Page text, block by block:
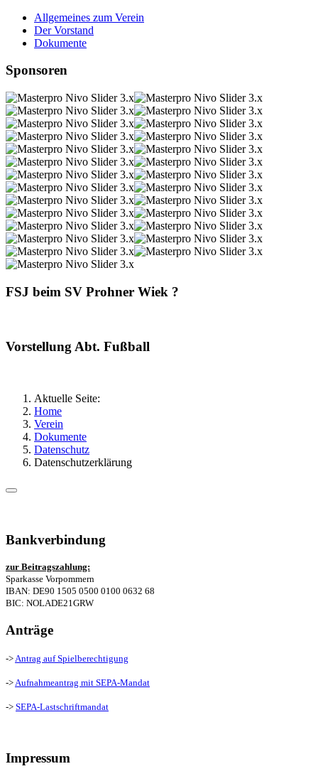
Allgemeines zum Verein
Der Vorstand
Dokumente
Sponsoren
FSJ beim SV Prohner Wiek ?
Vorstellung Abt. Fußball
Aktuelle Seite:
Home
Verein
Dokumente
Datenschutz
Datenschutzerklärung
Bankverbindung
zur Beitragszahlung:
Sparkasse Vorpommern
IBAN: DE90 1505 0500 0100 0632 68
BIC: NOLADE21GRW
Anträge
-> Antrag auf Spielberechtigung
-> Aufnahmeantrag mit SEPA-Mandat
-> SEPA-Lastschriftmandat
Impressum